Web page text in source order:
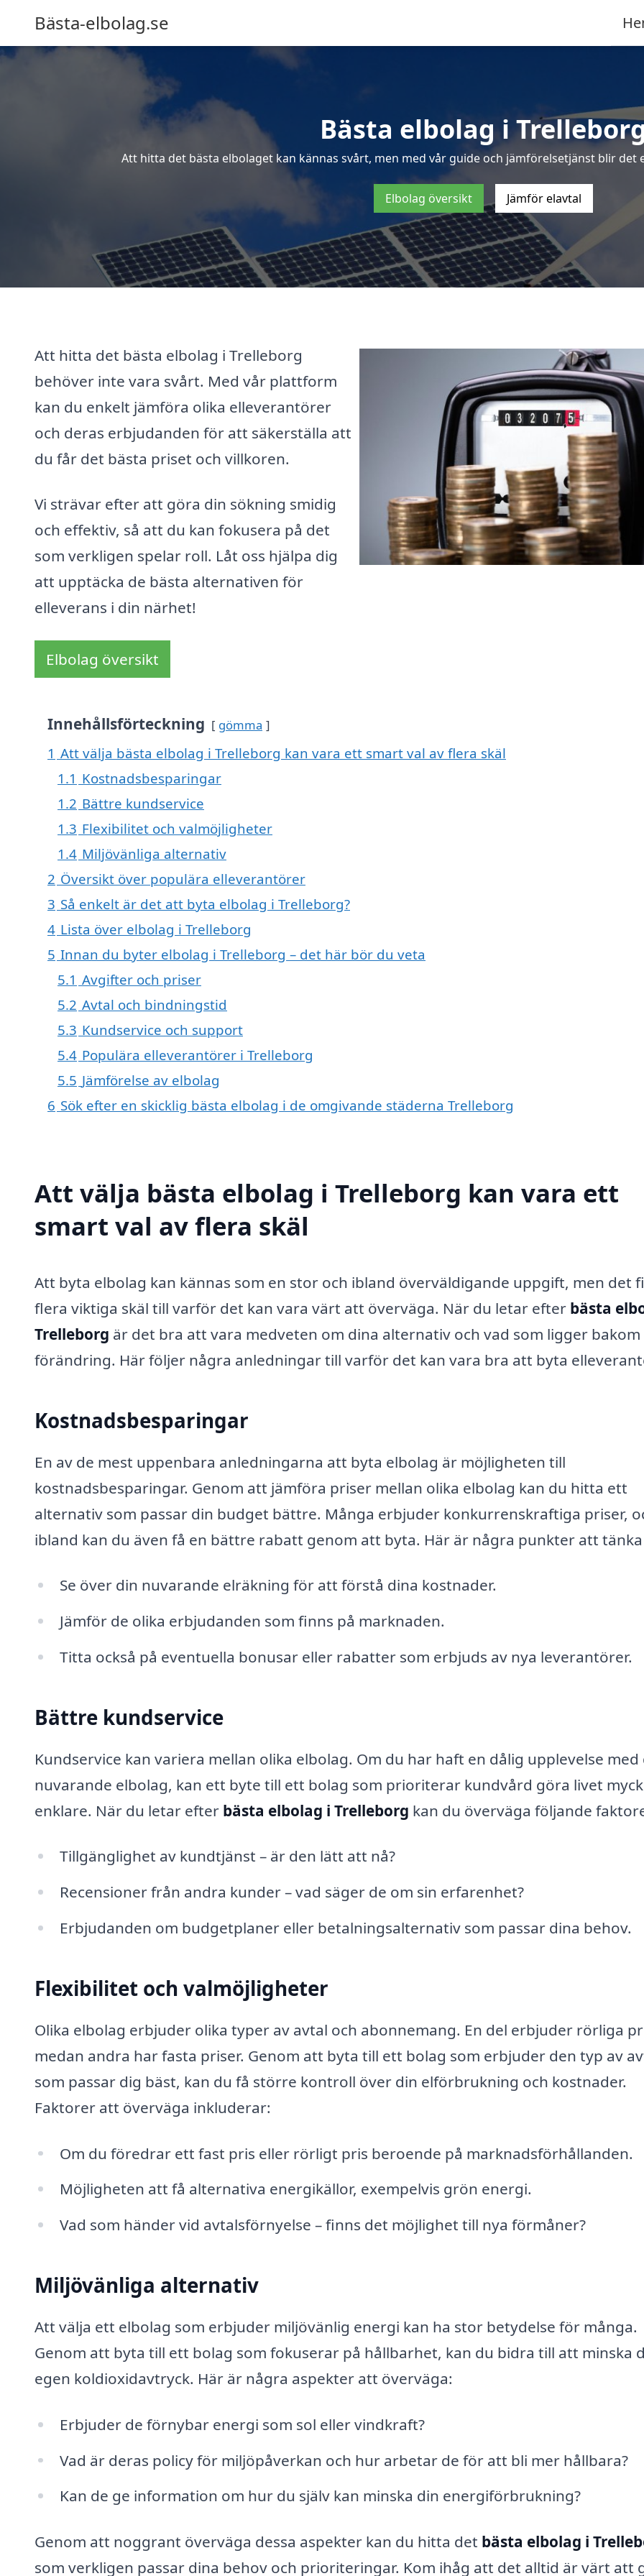
Bästa-elbolag.se
Bästa elbolag i
Att hitta det bästa elbolaget kan kännas svårt, men med vår guide och jämförelsetjänst blir
Elbolag översikt Jämför elavtal
Att hitta det bästa elbolag i Trelleborg
behöver inte vara svårt. Med vår plattform
kan du enkelt jämföra olika elleverantörer
och deras erbjudanden för att säkerställa att
du får det bästa priset och villkoren.
Vi strävar efter att göra din sökning smidig
och effektiv, så att du kan fokusera på det
som verkligen spelar roll. Låt oss hjälpa dig
att upptäcka de bästa alternativen för
elleverans i din närhet!
Elbolag översikt
Innehållsförteckning gömma
1 Att välja bästa elbolag i Trelleborg kan vara ett smart val av flera skäl
1.1 Kostnadsbesparingar
1.2 Bättre kundservice
1.3 Flexibilitet och valmöjligheter
1.4 Miljövänliga alternativ
2 Översikt över populära elleverantörer
3 Så enkelt är det att byta elbolag i Trelleborg?
4 Lista över elbolag i Trelleborg
5 Innan du byter elbolag i Trelleborg – det här bör du veta
5.1 Avgifter och priser
5.2 Avtal och bindningstid
5.3 Kundservice och support
5.4 Populära elleverantörer i Trelleborg
5.5 Jämförelse av elbolag
6 Sök efter en skicklig bästa elbolag i de omgivande städerna Trelleborg
Att välja bästa elbolag i Trelleborg kan vara ett
smart val av flera skäl
Att byta elbolag kan kännas som en stor och ibland överväldigande uppgift, men det
flera viktiga skäl till varför det kan vara värt att överväga. När du letar efter bästa
Trelleborg är det bra att vara medveten om dina alternativ och vad som ligger bakom
förändring. Här följer några anledningar till varför det kan vara bra att byta
Kostnadsbesparingar
En av de mest uppenbara anledningarna att byta elbolag är möjligheten till
kostnadsbesparingar. Genom att jämföra priser mellan olika elbolag kan du hitta ett
alternativ som passar din budget bättre. Många erbjuder konkurrenskraftiga priser,
ibland kan du även få en bättre rabatt genom att byta. Här är några punkter att
Se över din nuvarande elräkning för att förstå dina kostnader.
Jämför de olika erbjudanden som finns på marknaden.
Titta också på eventuella bonusar eller rabatter som erbjuds av nya leverantörer.
Bättre kundservice
Kundservice kan variera mellan olika elbolag. Om du har haft en dålig upplevelse
nuvarande elbolag, kan ett byte till ett bolag som prioriterar kundvård göra livet
enklare. När du letar efter bästa elbolag i Trelleborg kan du överväga följande
Tillgänglighet av kundtjänst – är den lätt att nå?
Recensioner från andra kunder – vad säger de om sin erfarenhet?
Erbjudanden om budgetplaner eller betalningsalternativ som passar dina behov.
Flexibilitet och valmöjligheter
Olika elbolag erbjuder olika typer av avtal och abonnemang. En del erbjuder rörliga
medan andra har fasta priser. Genom att byta till ett bolag som erbjuder den typ av
som passar dig bäst, kan du få större kontroll över din elförbrukning och kostnader.
Faktorer att överväga inkluderar:
Om du föredrar ett fast pris eller rörligt pris beroende på marknadsförhållanden.
Möjligheten att få alternativa energikällor, exempelvis grön energi.
Vad som händer vid avtalsförnyelse – finns det möjlighet till nya förmåner?
Miljövänliga alternativ
Att välja ett elbolag som erbjuder miljövänlig energi kan ha stor betydelse för många.
Genom att byta till ett bolag som fokuserar på hållbarhet, kan du bidra till att minska
egen koldioxidavtryck. Här är några aspekter att överväga:
Erbjuder de förnybar energi som sol eller vindkraft?
Vad är deras policy för miljöpåverkan och hur arbetar de för att bli mer hållbara?
Kan de ge information om hur du själv kan minska din energiförbrukning?
Genom att noggrant överväga dessa aspekter kan du hitta det bästa elbolag i
som verkligen passar dina behov och prioriteringar. Kom ihåg att det alltid är värt att